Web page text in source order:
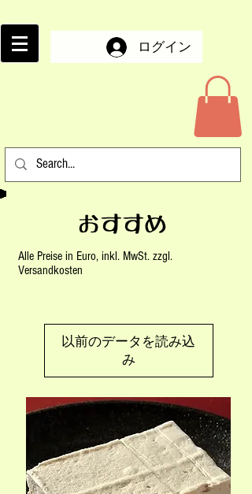
ログイン
おすすめ
Alle Preise in Euro, inkl. MwSt. zzgl.
Versandkosten
以前のデータを読み込
み